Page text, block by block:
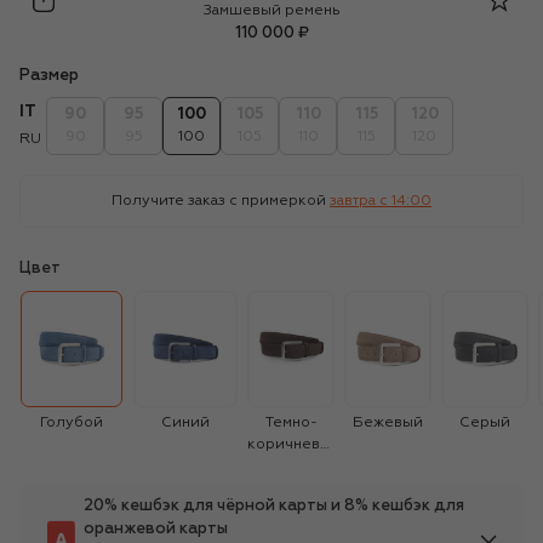
Stefano Ricci
Замшевый ремень
110 000 ₽
Размер
RU
100
100
Получите заказ с примеркой завтра c 14:00
Цвет
Голубой Синий
Темно-
коричневый
Бежевый Серый
20% кешбэк для чёрной карты и 8% кешбэк для
оранжевой карты